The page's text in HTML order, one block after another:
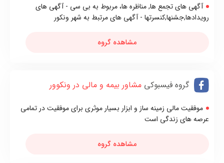
آگهی های تجمع ها, مناظره ها، مربوط به بی سی - آگهی های
رویدادها,جشنها,کنسرتها - آگهی های مرتبط به شهر ونکور
مشاهده گروه
گروه فیسبوکی مشاور بیمه و مالی در ونکوور
موفقیت مالی زمینه ساز و ابزار بسیار موثری برای موفقیت در تمامی
عرصه های زندگی است
مشاهده گروه